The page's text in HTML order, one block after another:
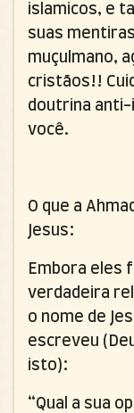
islamicos, e
suas
muçulmano,
cristãos!!
doutrina anti-
você.
O que a
Jesus:
Embora eles
verdadeira
o nome de
escreveu
isto):
“Qual a sua